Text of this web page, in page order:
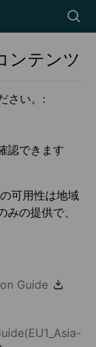
icon
ンテンツ
さい。:
認できます
可用性は地域
の提供で、
Guide